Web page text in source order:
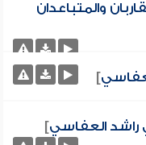
والمتباعدان
]
راشد العفاسي]